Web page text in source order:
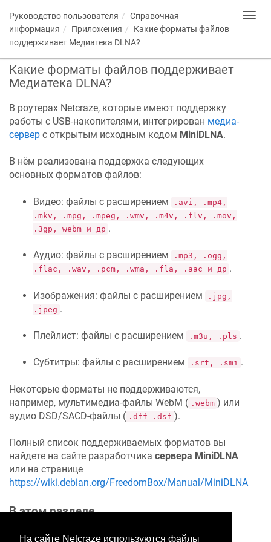
На сайте Netcraze используются файлы
Руководство пользователя
Справочная
информация
Приложения
Какие форматы файлов
поддерживает Медиатека DLNA?
Какие форматы файлов поддерживает
Медиатека DLNA?
В роутерах Netcraze, которые имеют поддержку
работы с USB-накопителями, интегрирован медиа-
сервер с открытым исходным кодом MiniDLNA.
В нём реализована поддержка следующих
основных форматов файлов:
Видео: файлы с расширением
.avi, .mp4,
.mkv, .mpg, .mpeg, .wmv, .m4v, .flv, .mov,
.3gp, webm и др .
Аудио: файлы с расширением
.mp3, .ogg,
.flac, .wav, .pcm, .wma, .fla, .aac и др .
Изображения: файлы с расширением
.jpg,
.jpeg .
Плейлист: файлы с расширением .m3u, .pls .
Субтитры: файлы с расширением .srt, .smi .
Некоторые форматы не поддерживаются,
например, мультимедиа-файлы WebM ( .webm ) или
аудио DSD/SACD-файлы ( .dff .dsf ).
Полный список поддерживаемых форматов вы
найдете на сайте разработчика сервера MiniDLNA
или на странице
https://wiki.debian.org/FreedomBox/Manual/MiniDLNA
В этом разделе